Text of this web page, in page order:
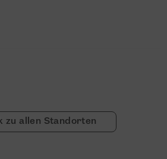
zu allen Standorten